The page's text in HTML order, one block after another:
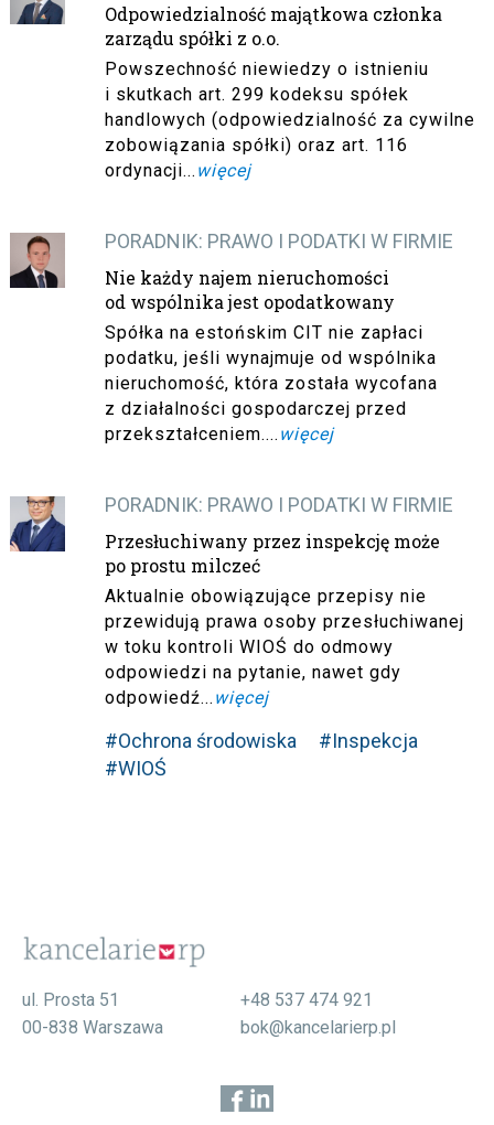
Odpowiedzialność majątkowa członka
zarządu spółki z o.o.
Powszechność niewiedzy o istnieniu
i skutkach art. 299 kodeksu spółek
handlowych (odpowiedzialność za cywilne
zobowiązania spółki) oraz art. 116
ordynacji... więcej
PORADNIK: PRAWO I PODATKI W FIRMIE
Nie każdy najem nieruchomości
od wspólnika jest opodatkowany
Spółka na estońskim CIT nie zapłaci
podatku, jeśli wynajmuje od wspólnika
nieruchomość, która została wycofana
z działalności gospodarczej przed
przekształceniem.... więcej
PORADNIK: PRAWO I PODATKI W FIRMIE
Przesłuchiwany przez inspekcję może
po prostu milczeć
Aktualnie obowiązujące przepisy nie
przewidują prawa osoby przesłuchiwanej
w toku kontroli WIOŚ do odmowy
odpowiedzi na pytanie, nawet gdy
odpowiedź... więcej
#Ochrona środowiska
#Inspekcja
#WIOŚ
ul. Prosta 51
00-838 Warszawa
+48 537 474 921
bok@kancelarierp.pl